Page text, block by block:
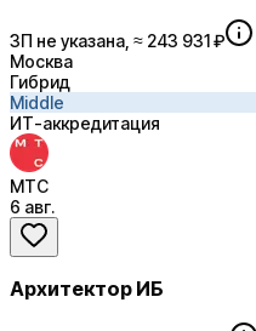
ЗП не указана, ≈ 243 931 ₽
Москва
Гибрид
Middle
ИТ-аккредитация
МТС
6 авг.
Архитектор ИБ